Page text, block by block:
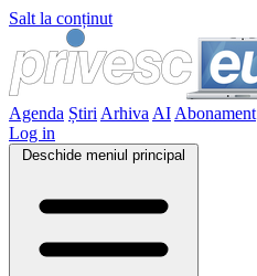
Salt la conținut
Agenda Știri Arhiva AI Abonament
Log in
Deschide meniul principal